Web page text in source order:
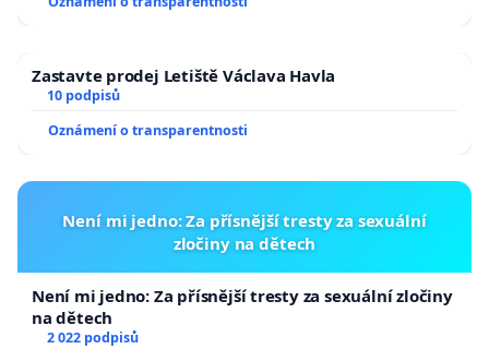
republiky
Zastavte prodej Letiště Václava Havla
10 podpisů
Oznámení o transparentnosti
Není mi jedno: Za přísnější tresty za sexuální
zločiny na dětech
Není mi jedno: Za přísnější tresty za sexuální zločiny
na dětech
2 022 podpisů